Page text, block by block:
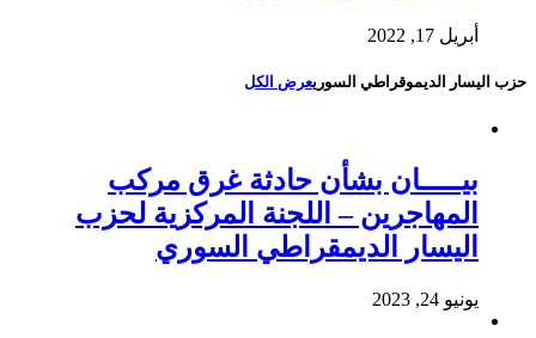
أبريل 17, 2022
حزب اليسار الديموقراطي السوريعرض الكل
بيـــــان بشأن حادثة غرق مركب
المهاجرين – اللجنة المركزية لحزب
اليسار الديمقراطي السوري
يونيو 24, 2023